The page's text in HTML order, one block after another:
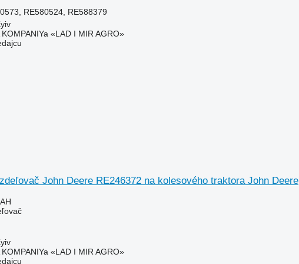
RE580524, RE588379
«LAD I MIR AGRO»
John Deere RE246372 na kolesového traktora John Deere
«LAD I MIR AGRO»